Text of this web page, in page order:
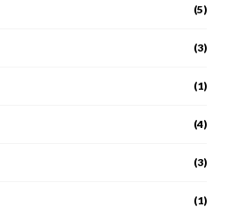
(5)
(3)
(1)
(4)
(3)
(1)